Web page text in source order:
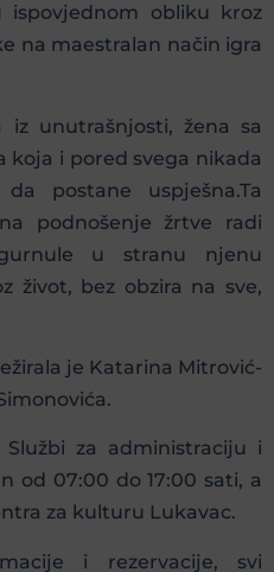
ispovjednom obliku kroz
na maestralan način igra
iz unutrašnjosti, žena sa
i pored svega nikada
postane uspješna.Ta
podnošenje žrtve radi
u stranu njenu
život, bez obzira na sve,
je Katarina Mitrović-
za administraciju i
od 07:00 do 17:00 sati, a
za kulturu Lukavac.
i rezervacije, svi